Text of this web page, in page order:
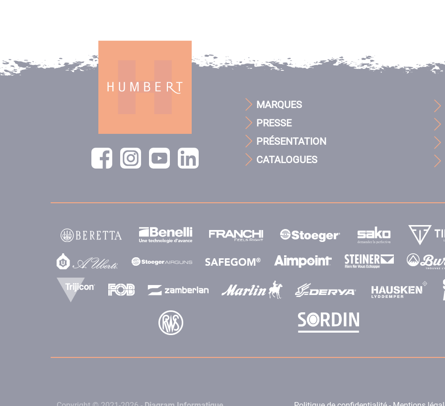
MARQUES
PRESSE
PRÉSENTATION
CATALOGUES